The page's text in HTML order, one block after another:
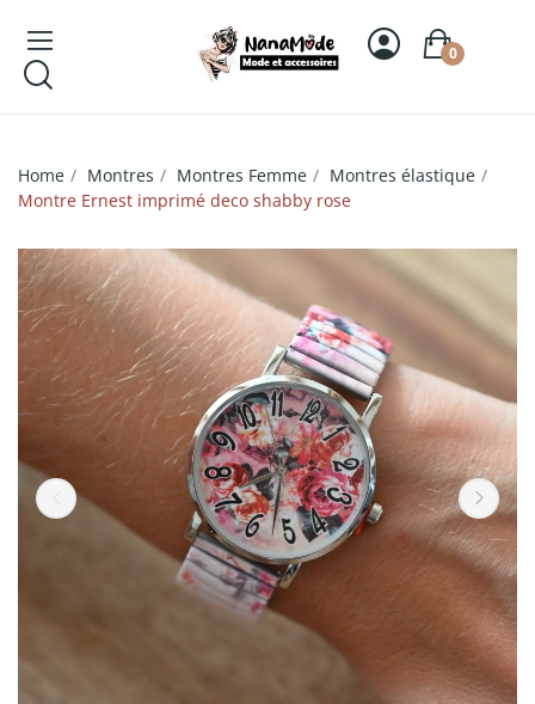
0
Home Montres Montres Femme
Montres élastique
Montre Ernest imprimé deco shabby rose